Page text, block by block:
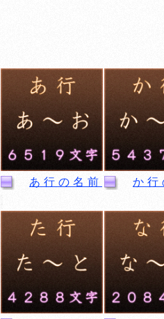
あ行の名前 か行